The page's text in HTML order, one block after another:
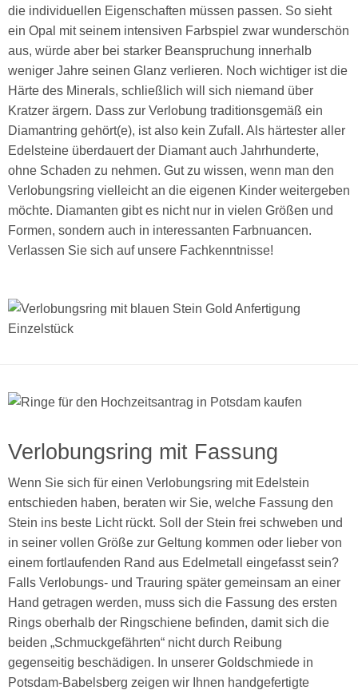
die individuellen Eigenschaften müssen passen. So sieht
ein Opal mit seinem intensiven Farbspiel zwar wunderschön
aus, würde aber bei starker Beanspruchung innerhalb
weniger Jahre seinen Glanz verlieren. Noch wichtiger ist die
Härte des Minerals, schließlich will sich niemand über
Kratzer ärgern. Dass zur Verlobung traditionsgemäß ein
Diamantring gehört(e), ist also kein Zufall. Als härtester aller
Edelsteine überdauert der Diamant auch Jahrhunderte,
ohne Schaden zu nehmen. Gut zu wissen, wenn man den
Verlobungsring vielleicht an die eigenen Kinder weitergeben
möchte. Diamanten gibt es nicht nur in vielen Größen und
Formen, sondern auch in interessanten Farbnuancen.
Verlassen Sie sich auf unsere Fachkenntnisse!
Verlobungsring mit Fassung
Wenn Sie sich für einen Verlobungsring mit Edelstein
entschieden haben, beraten wir Sie, welche Fassung den
Stein ins beste Licht rückt. Soll der Stein frei schweben und
in seiner vollen Größe zur Geltung kommen oder lieber von
einem fortlaufenden Rand aus Edelmetall eingefasst sein?
Falls Verlobungs- und Trauring später gemeinsam an einer
Hand getragen werden, muss sich die Fassung des ersten
Rings oberhalb der Ringschiene befinden, damit sich die
beiden „Schmuckgefährten“ nicht durch Reibung
gegenseitig beschädigen. In unserer Goldschmiede in
Potsdam-Babelsberg zeigen wir Ihnen handgefertigte